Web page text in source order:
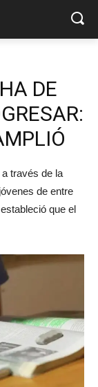
DE
través de la
de entre
que el